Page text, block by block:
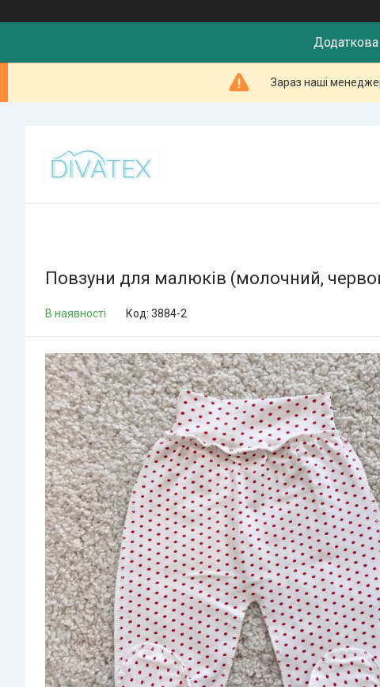
Додаткова
Зараз наші
Повзуни для малюків (молочний,
В наявності Код: 3884-2